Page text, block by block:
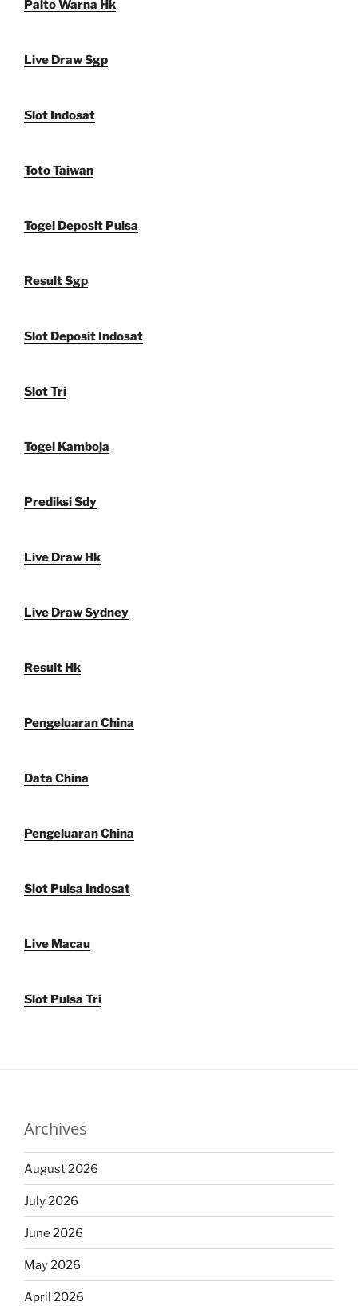
Paito Warna Hk
Live Draw Sgp
Slot Indosat
Toto Taiwan
Togel Deposit Pulsa
Result Sgp
Slot Deposit Indosat
Slot Tri
Togel Kamboja
Prediksi Sdy
Live Draw Hk
Live Draw Sydney
Result Hk
Pengeluaran China
Data China
Pengeluaran China
Slot Pulsa Indosat
Live Macau
Slot Pulsa Tri
Archives
August 2026
July 2026
June 2026
May 2026
April 2026